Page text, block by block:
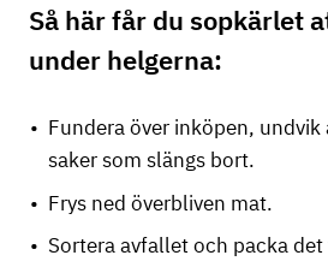
Så här får du sopkärlet
under helgerna:
Fundera över inköpen,
saker som slängs bort.
Frys ned överbliven mat.
Sortera avfallet och packa